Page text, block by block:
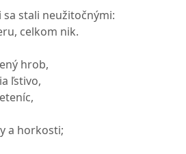
stali neužitočnými:
celkom nik.
hrob,
ľstivo,
a horkosti;